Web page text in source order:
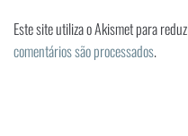
Este site utiliza o Akismet para
comentários são processados.